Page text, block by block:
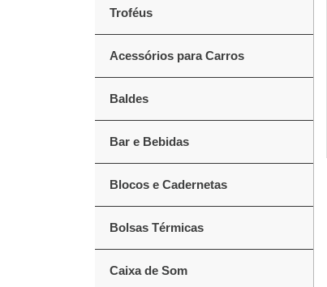
Troféus
Acessórios para Carros
Baldes
Bar e Bebidas
Blocos e Cadernetas
Bolsas Térmicas
Caixa de Som